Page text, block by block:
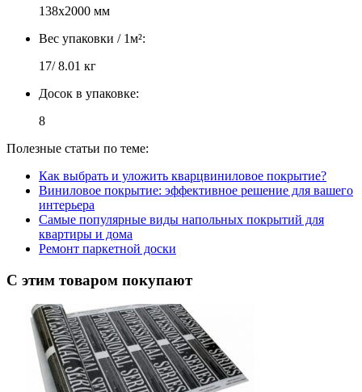
138х2000 мм
Вес упаковки / 1м²:
17/ 8.01 кг
Досок в упаковке:
8
Полезные статьи по теме:
Как выбрать и уложить кварцвиниловое покрытие?
Виниловое покрытие: эффективное решение для вашего
интерьера
Самые популярные виды напольных покрытий для
квартиры и дома
Ремонт паркетной доски
С этим товаром покупают